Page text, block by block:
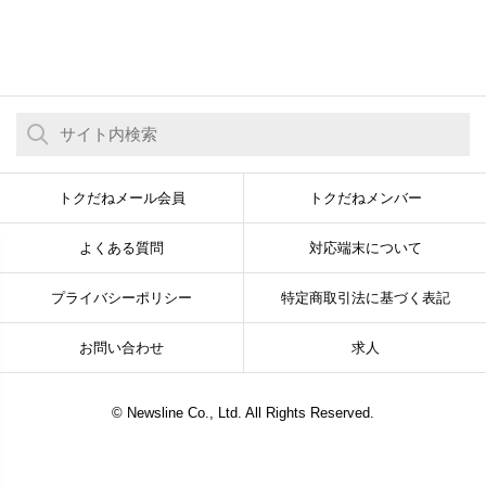
トクだねメール会員 トクだねメンバー
よくある質問 対応端末について
プライバシーポリシー 特定商取引法に基づく表記
お問い合わせ 求人
© Newsline Co., Ltd. All Rights Reserved.